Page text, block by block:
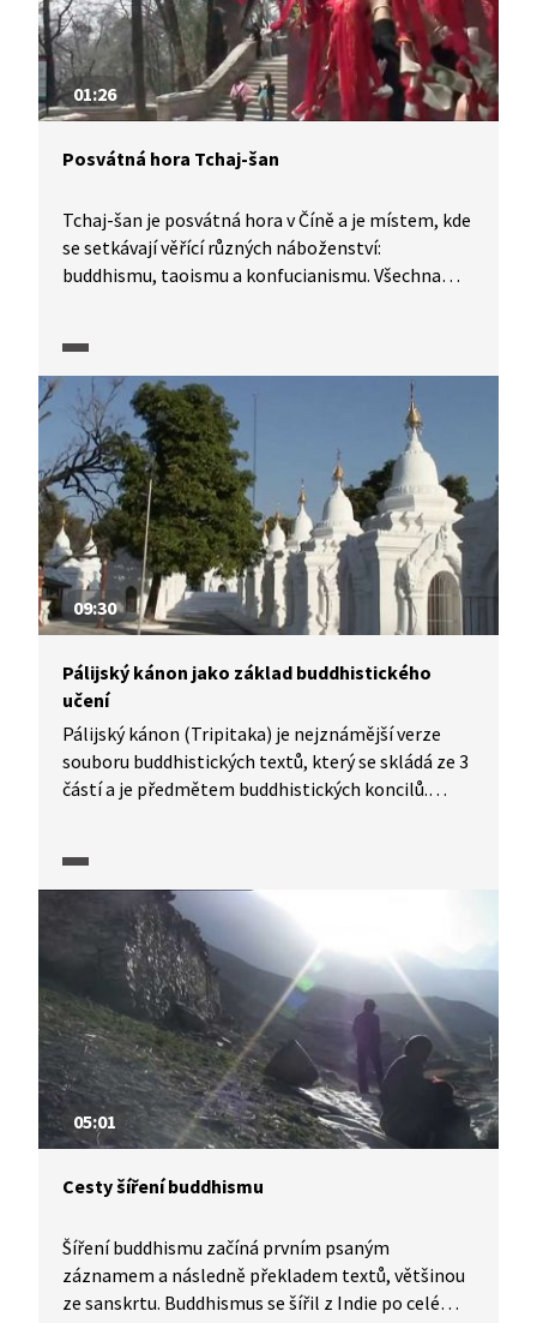
01:26
Posvátná hora Tchaj-šan
Tchaj-šan je posvátná hora v Číně a je místem, kde
se setkávají věřící různých náboženství:
buddhismu, taoismu a konfucianismu. Všechna
úctu a obětují zde peníze a symbolické rituální
předměty. Do koruny stromů věší svá přání
a pevnost smlouvy a přátelství stvrzují visacími
zámky.
09:30
Pálijský kánon jako základ buddhistického
učení
Pálijský kánon (Tripitaka) je nejznámější verze
souboru buddhistických textů, který se skládá ze 3
částí a je předmětem buddhistických koncilů.
rozprav je sbírkou Buddhových promluv. A třetí koš
zahrnuje Buddhovy promluvy zabývající se
specifickými filozofickými tématy. V buddhismu se
lze setkat s termíny jako sútra (učebnice,
zkrácené teze učení), tantra (disciplína, metoda,
speciální texty ve zvláštním jazyce) nebo mantra
(shluk hlásek, zvuk vyvolávající vibrace).
05:01
Cesty šíření buddhismu
Šíření buddhismu začíná prvním psaným
záznamem a následně překladem textů, většinou
ze sanskrtu. Buddhismus se šířil z Indie po celé